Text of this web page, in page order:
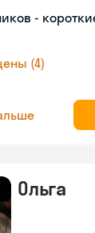
-
(4)
Ольга